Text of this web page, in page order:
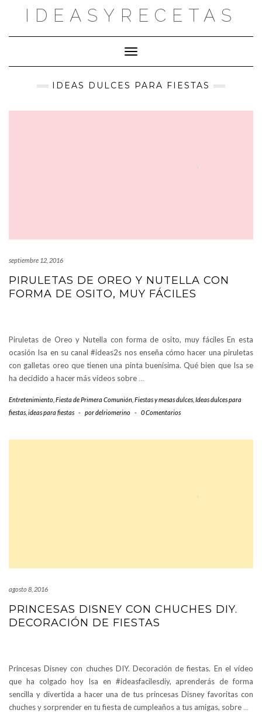
IDEASYRECETAS
Cambiar modo de navegación
IDEAS DULCES PARA FIESTAS
septiembre 12, 2016
PIRULETAS DE OREO Y NUTELLA CON
FORMA DE OSITO, MUY FÁCILES
Piruletas de Oreo y Nutella con forma de osito, muy fáciles En esta
ocasión Isa en su canal #ideas2s nos enseña cómo hacer una piruletas
con galletas oreo que tienen una pinta buenísima. Qué bien que Isa se
ha decidido a hacer más vídeos sobre …
Entretenimiento Fiesta de Primera Comunión Fiestas y mesas dulces Ideas dulces para
fiestas ideas para fiestas - pordelriomerino - 0 Comentarios
agosto 8, 2016
PRINCESAS DISNEY CON CHUCHES DIY.
DECORACIÓN DE FIESTAS
Princesas Disney con chuches DIY. Decoración de fiestas. En el vídeo
que ha colgado hoy Isa en #ideasfacilesdiy, aprenderás de forma
sencilla y divertida a hacer una de tus princesas Disney favoritas con
chuches y sorprender en tu fiesta de cumpleaños a tus amigas, sobre …